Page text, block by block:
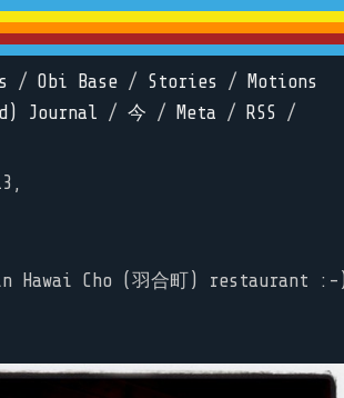
/ Obi Base / Stories /
Motions
Journal / 今 / Meta / RSS /
Hawai Cho (羽合町) restaurant